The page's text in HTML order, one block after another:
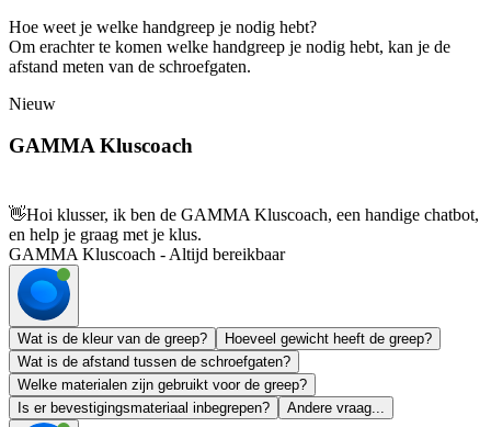
Hoe weet je welke handgreep je nodig hebt?
Om erachter te komen welke handgreep je nodig hebt, kan je de
afstand meten van de schroefgaten.
Nieuw
GAMMA Kluscoach
👋Hoi klusser, ik ben de GAMMA Kluscoach, een handige chatbot,
en help je graag met je klus.
GAMMA Kluscoach - Altijd bereikbaar
Wat is de kleur van de greep?
Hoeveel gewicht heeft de greep?
Wat is de afstand tussen de schroefgaten?
Welke materialen zijn gebruikt voor de greep?
Is er bevestigingsmateriaal inbegrepen?
Andere vraag...